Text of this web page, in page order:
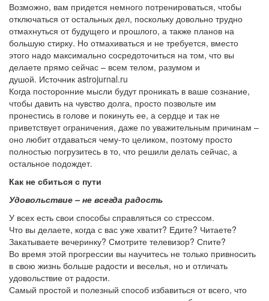
Возможно, вам придется немного потренироваться, чтобы
отключаться от остальных дел, поскольку довольно трудно
отмахнуться от будущего и прошлого, а также планов на
большую стирку. Но отмахиваться и не требуется, вместо
этого надо максимально сосредоточиться на том, что вы
делаете прямо сейчас – всем телом, разумом и
душой. Источник astrojurnal.ru
Когда посторонние мысли будут проникать в ваше сознание,
чтобы давить на чувство долга, просто позвольте им
пронестись в голове и покинуть ее, а сердце и так не
приветствует ограничения, даже по уважительным причинам –
оно любит отдаваться чему-то целиком, поэтому просто
полностью погрузитесь в то, что решили делать сейчас, а
остальное подождет.
Как не сбиться с пути
Удовольствие – не всегда радость
У всех есть свои способы справляться со стрессом.
Что вы делаете, когда с вас уже хватит? Едите? Читаете?
Закатываете вечеринку? Смотрите телевизор? Спите?
Во время этой прогрессии вы научитесь не только привносить
в свою жизнь больше радости и веселья, но и отличать
удовольствие от радости.
Самый простой и полезный способ избавиться от всего, что